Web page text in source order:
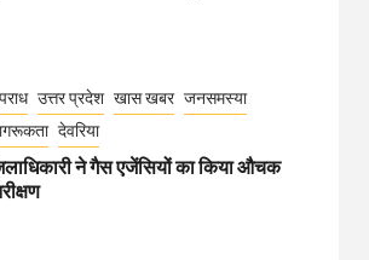
उत्तर प्रदेश खास खबर जनसमस्या
देवरिया
ने गैस एजेंसियों का किया औचक